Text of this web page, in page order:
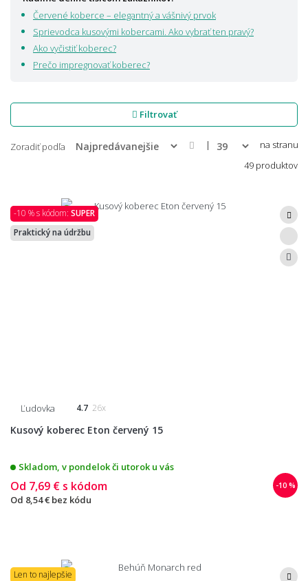
Červené koberce – elegantný a vášnivý prvok
Sprievodca kusovými kobercami. Ako vybrať ten pravý?
Ako vyčistiť koberec?
Prečo impregnovať koberec?
Filtrovať
Zoradiť podľa |
na stranu
49 produktov
-10 % s kódom: SUPER
Praktický na údržbu
Ľudovka 4.7 26x
Kusový koberec Eton červený 15
Skladom, v pondelok či utorok u vás
-10 %
Od 7,69 € s kódom
Od 8,54 € bez kódu
Len to najlepšie